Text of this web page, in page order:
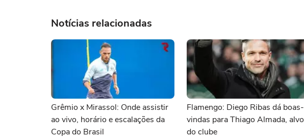
Notícias relacionadas
Grêmio x Mirassol: Onde assistir
ao vivo, horário e escalações da
Copa do Brasil
Flamengo: Diego Ribas dá boas-
vindas para Thiago Almada, alvo
do clube